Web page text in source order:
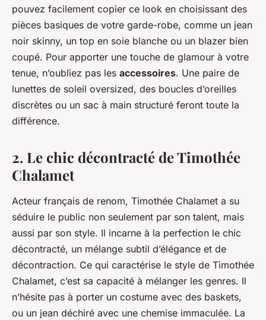
pouvez facilement copier ce look en choisissant des
pièces basiques de votre garde-robe, comme un jean
noir skinny, un top en soie blanche ou un blazer bien
coupé. Pour apporter une touche de glamour à votre
tenue, n’oubliez pas les accessoires. Une paire de
lunettes de soleil oversized, des boucles d’oreilles
discrètes ou un sac à main structuré feront toute la
différence.
2. Le chic décontracté de Timothée
Chalamet
Acteur français de renom, Timothée Chalamet a su
séduire le public non seulement par son talent, mais
aussi par son style. Il incarne à la perfection le chic
décontracté, un mélange subtil d’élégance et de
décontraction. Ce qui caractérise le style de Timothée
Chalamet, c’est sa capacité à mélanger les genres. Il
n’hésite pas à porter un costume avec des baskets,
ou un jean déchiré avec une chemise immaculée. La